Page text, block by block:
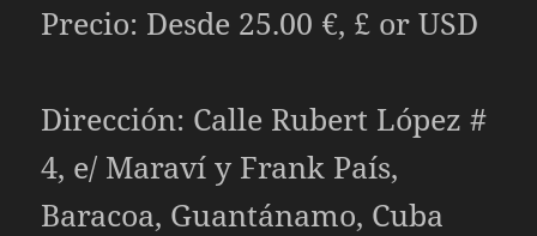
Precio: Desde 25.00 €, £ or USD
Dirección: Calle Rubert López #
4, e/ Maraví y Frank País,
Baracoa, Guantánamo, Cuba